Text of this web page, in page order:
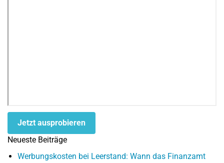
Jetzt ausprobieren
Neueste Beiträge
Werbungskosten bei Leerstand: Wann das Finanzamt